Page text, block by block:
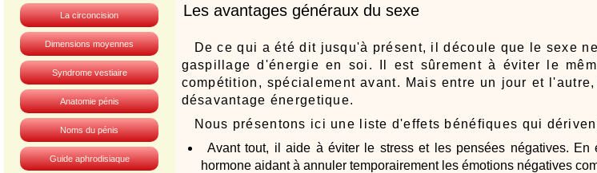
La circoncision
Dimensions moyennes
Syndrome vestiaire
Anatomie pénis
Noms du pénis
Guide aphrodisiaque
Les avantages généraux du sexe
De ce qui a été dit jusqu'à présent, il découle que le sexe
gaspillage d'énergie en soi. Il est sûrement à éviter le
compétition, spécialement avant. Mais entre un jour et
désavantage énergetique.
Nous présentons ici une liste d'effets bénéfiques qui
Avant tout, il aide à éviter le stress et les pensées négatives. En
hormone aidant à annuler temporairement les émotions négatives